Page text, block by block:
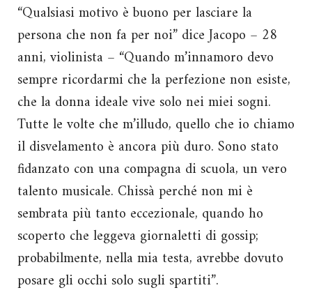
“Qualsiasi motivo è buono per lasciare la
persona che non fa per noi” dice Jacopo – 28
anni, violinista – “Quando m’innamoro devo
sempre ricordarmi che la perfezione non esiste,
che la donna ideale vive solo nei miei sogni.
Tutte le volte che m’illudo, quello che io chiamo
il disvelamento è ancora più duro. Sono stato
fidanzato con una compagna di scuola, un vero
talento musicale. Chissà perché non mi è
sembrata più tanto eccezionale, quando ho
scoperto che leggeva giornaletti di gossip;
probabilmente, nella mia testa, avrebbe dovuto
posare gli occhi solo sugli spartiti”.